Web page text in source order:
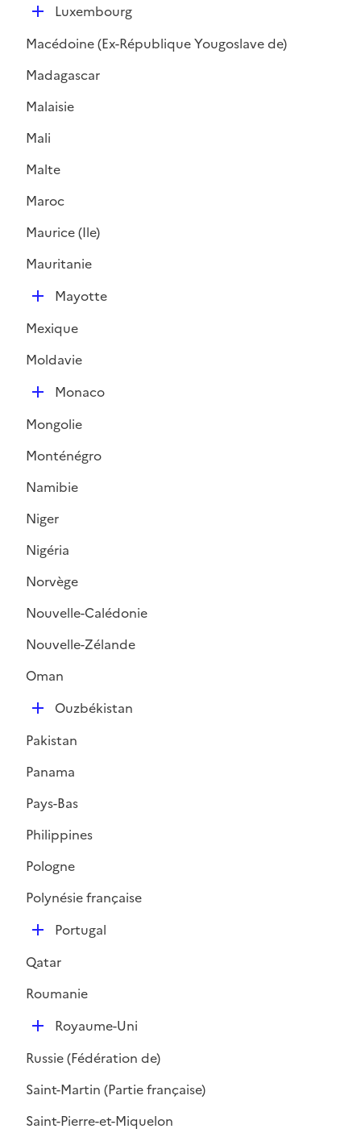
D
p
l
e
Luxembourg
Macédoine (Ex-République Yougoslave de)
Madagascar
Malaisie
Mali
Malte
Maroc
Maurice (Ile)
Mauritanie
D
p
l
Mayotte
Mexique
Moldavie
D
p
l
e
Monaco
Mongolie
Monténégro
Namibie
Niger
Nigéria
Norvège
Nouvelle-Calédonie
Nouvelle-Zélande
Oman
D
p
e
Ouzbékistan
Pakistan
Panama
Pays-Bas
Philippines
Pologne
Polynésie française
D
p
l
Portugal
Qatar
Roumanie
D
p
l
e
Royaume-Uni
Russie (Fédération de)
Saint-Martin (Partie française)
Saint-Pierre-et-Miquelon